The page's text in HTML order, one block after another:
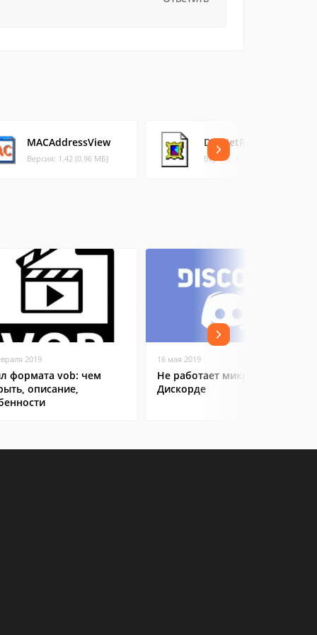
MACAddressView
Версия: 1.42 (0.96 МБ) Версия: 1.01 (0.01 МБ)
2019
формата vob: чем
описание,
16 мая 2019
Не работает микрофон в
Дискорде